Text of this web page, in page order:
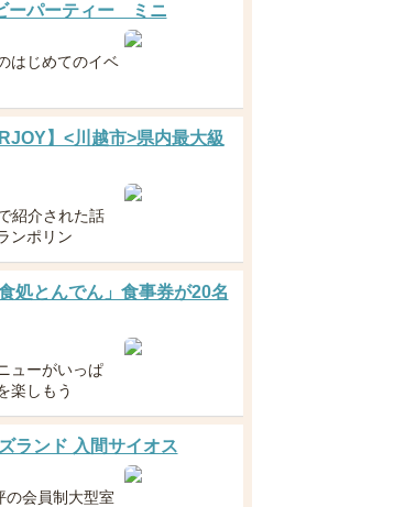
ーパーティー ミニ
はじめてのイベ
】<川越市>県内最大級
紹介された話
ンポリン
処とんでん」食事券が20名
ューがいっぱ
楽しもう
ランド 入間サイオス
の会員制大型室